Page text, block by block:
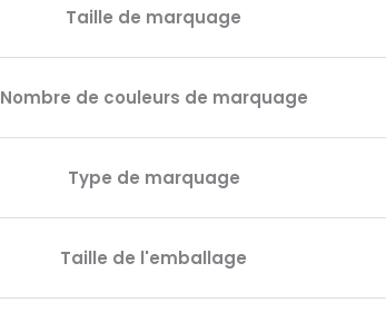
Taille de marquage
Nombre de couleurs de marquage
Type de marquage
Taille de l'emballage